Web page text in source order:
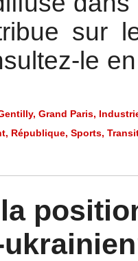
sur
le
, Grand Paris,
, République, Sports,